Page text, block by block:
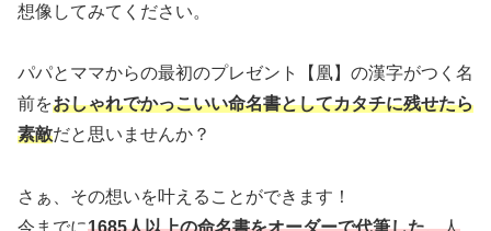
想像してみてください。
パパとママからの最初のプレゼント【凰】の漢字がつく名
前をおしゃれでかっこいい命名書としてカタチに残せたら
素敵だと思いませんか？
さぁ、その想いを叶えることができます！